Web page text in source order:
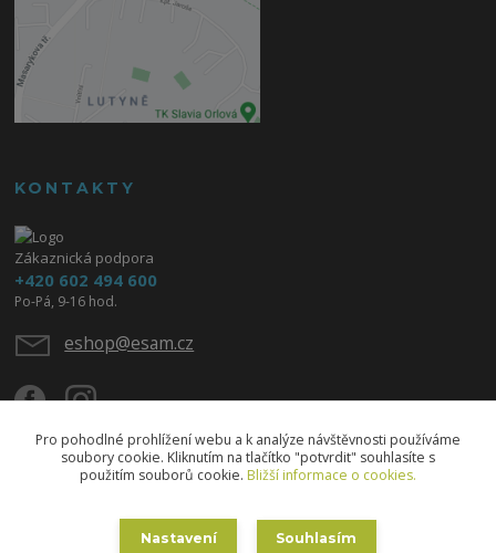
KONTAKTY
Zákaznická podpora
+420 602 494 600
Po-Pá, 9-16 hod.
eshop@esam.cz
Pro pohodlné prohlížení webu a k analýze návštěvnosti používáme
soubory cookie. Kliknutím na tlačítko "potvrdit" souhlasíte s
použitím souborů cookie. Bližší informace o cookies.
Nastavení Souhlasím